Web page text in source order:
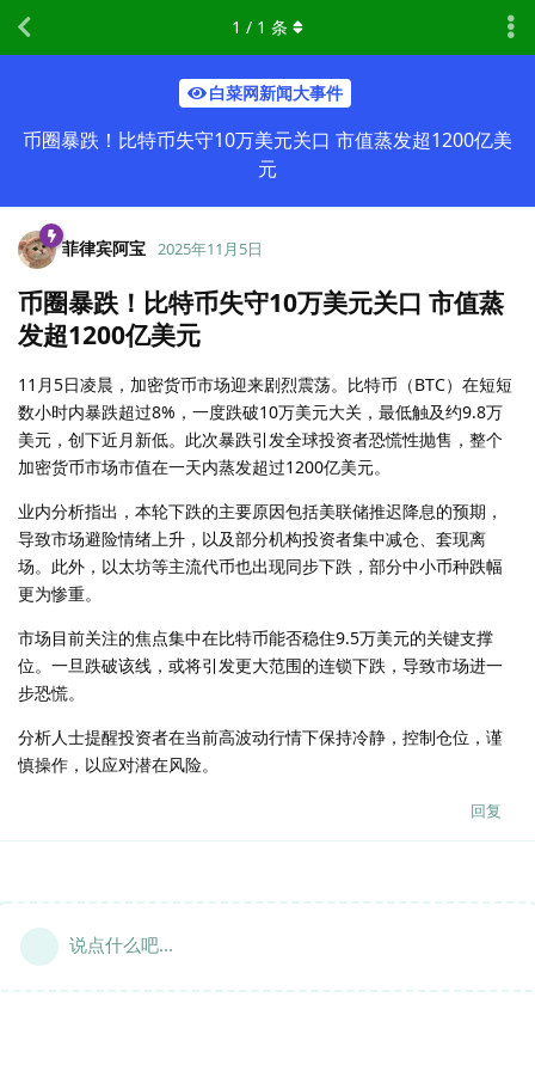
白菜网新闻大事件
币圈暴跌！比特币失守10万美元关口 市值蒸发超1200亿美
元
1 / 1 条
菲律宾阿宝 2025年11月5日
币圈暴跌！比特币失守10万美元关口 市值蒸
发超1200亿美元
11月5日凌晨，加密货币市场迎来剧烈震荡。比特币（BTC）在短短
数小时内暴跌超过8%，一度跌破10万美元大关，最低触及约9.8万
美元，创下近月新低。此次暴跌引发全球投资者恐慌性抛售，整个
加密货币市场市值在一天内蒸发超过1200亿美元。
业内分析指出，本轮下跌的主要原因包括美联储推迟降息的预期，
导致市场避险情绪上升，以及部分机构投资者集中减仓、套现离
场。此外，以太坊等主流代币也出现同步下跌，部分中小币种跌幅
更为惨重。
市场目前关注的焦点集中在比特币能否稳住9.5万美元的关键支撑
位。一旦跌破该线，或将引发更大范围的连锁下跌，导致市场进一
步恐慌。
分析人士提醒投资者在当前高波动行情下保持冷静，控制仓位，谨
慎操作，以应对潜在风险。
回复
说点什么吧...